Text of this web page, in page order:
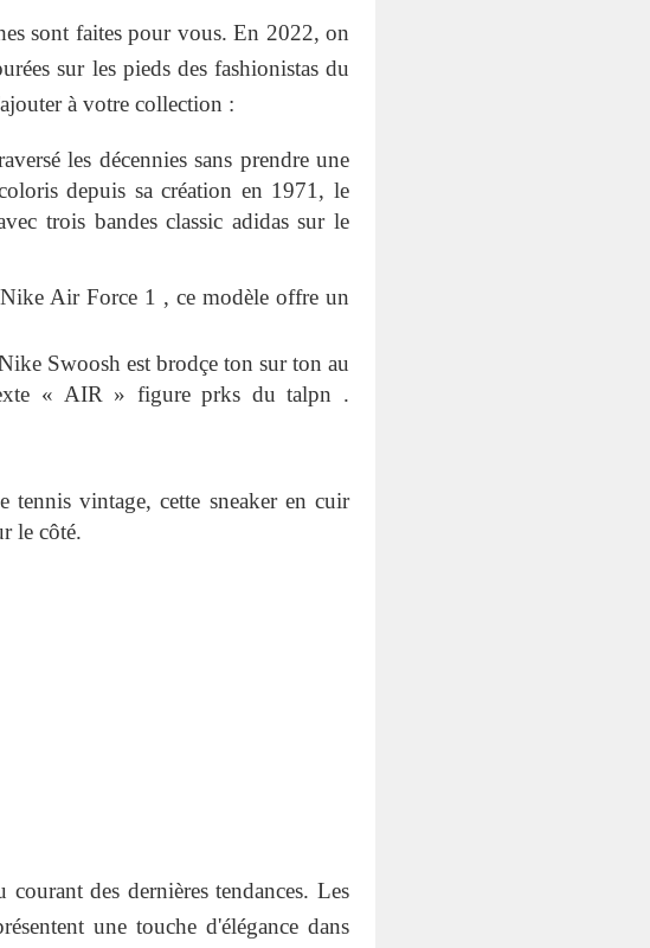
sont faites pour vous. En 2022, on
sur les pieds des fashionistas du
à votre collection :
les décennies sans prendre une
depuis sa création en 1971, le
trois bandes classic adidas sur le
Air Force 1 , ce modèle offre un
Swoosh est brodçe ton sur ton au
« AIR » figure prks du talpn .
vintage, cette sneaker en cuir
le côté.
des dernières tendances. Les
une touche d'élégance dans